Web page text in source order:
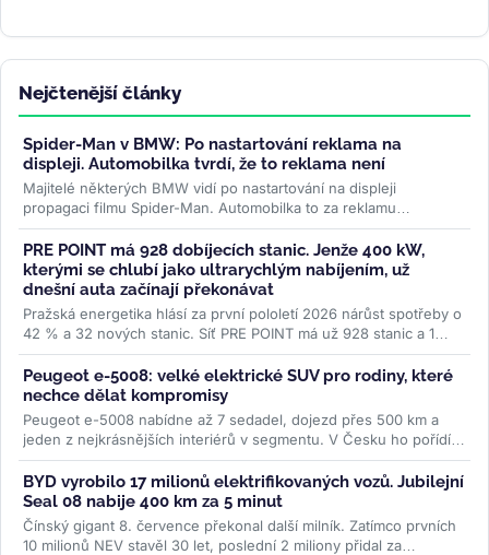
Nejčtenější články
Spider-Man v BMW: Po nastartování reklama na
displeji. Automobilka tvrdí, že to reklama není
Majitelé některých BMW vidí po nastartování na displeji
propagaci filmu Spider-Man. Automobilka to za reklamu
nepovažuje, řidiči ale mluví...>>
PRE POINT má 928 dobíjecích stanic. Jenže 400 kW,
kterými se chlubí jako ultrarychlým nabíjením, už
dnešní auta začínají překonávat
Pražská energetika hlásí za první pololetí 2026 nárůst spotřeby o
42 % a 32 nových stanic. Síť PRE POINT má už 928 stanic a 1
468...>>
Peugeot e-5008: velké elektrické SUV pro rodiny, které
nechce dělat kompromisy
Peugeot e-5008 nabídne až 7 sedadel, dojezd přes 500 km a
jeden z nejkrásnějších interiérů v segmentu. V Česku ho pořídíte
od 1,2...>>
BYD vyrobilo 17 milionů elektrifikovaných vozů. Jubilejní
Seal 08 nabije 400 km za 5 minut
Čínský gigant 8. července překonal další milník. Zatímco prvních
10 milionů NEV stavěl 30 let, poslední 2 miliony přidal za